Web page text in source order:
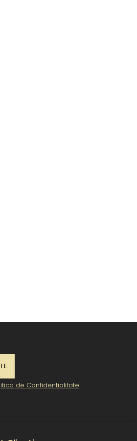
de Confidentialitate